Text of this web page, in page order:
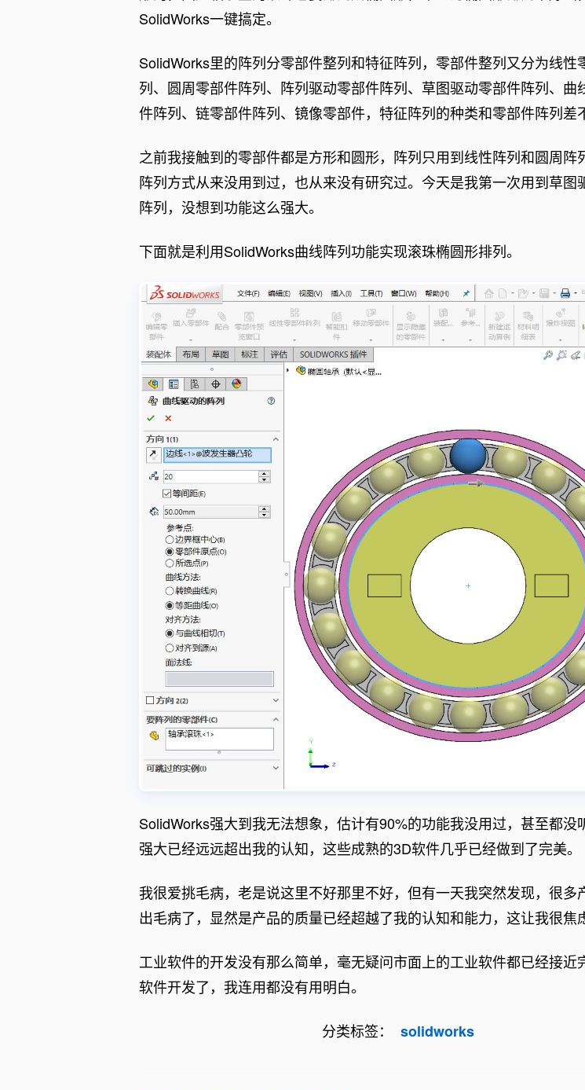
SolidWorks一键搞定。
SolidWorks里的阵列分零部件整列和特征阵列，零部件整列又分为线性
列、圆周零部件阵列、阵列驱动零部件阵列、草图驱动零部件阵列、曲
件阵列、链零部件阵列、镜像零部件，特征阵列的种类和零部件阵列差
之前我接触到的零部件都是方形和圆形，阵列只用到线性阵列和圆周阵
阵列方式从来没用到过，也从来没有研究过。今天是我第一次用到草图
阵列，没想到功能这么强大。
下面就是利用SolidWorks曲线阵列功能实现滚珠椭圆形排列。
SolidWorks强大到我无法想象，估计有90%的功能我没用过，甚至都没
强大已经远远超出我的认知，这些成熟的3D软件几乎已经做到了完美。
我很爱挑毛病，老是说这里不好那里不好，但有一天我突然发现，很多
出毛病了，显然是产品的质量已经超越了我的认知和能力，这让我很焦
工业软件的开发没有那么简单，毫无疑问市面上的工业软件都已经接近
软件开发了，我连用都没有用明白。
分类标签： solidworks